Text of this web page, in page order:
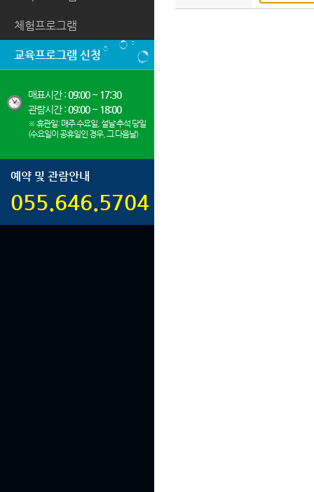
체험프로그램
교육프로그램 신청
매표시간 :09:00 ~ 17:30
관람시간 :09:00 ~ 18:00
※ 휴관일: 매주 수요일, 설날·추석 당일
(수요일이 공휴일인 경우, 그 다음날)
예약 및 관람안내
055.646.5704